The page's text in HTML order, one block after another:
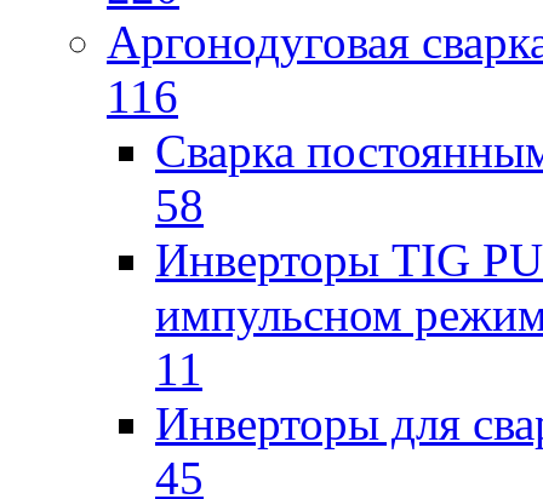
Аргонодуговая
116
Сварка
58
Инверторы TIG
импульсном
11
Инверторы для
45